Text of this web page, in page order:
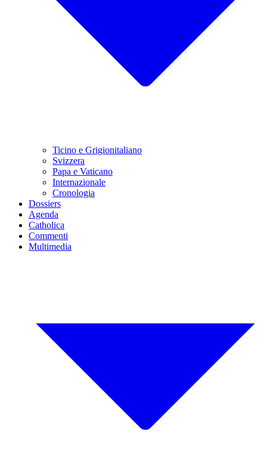
Ticino e Grigionitaliano
Svizzera
Papa e Vaticano
Internazionale
Cronologia
Dossiers
Agenda
Catholica
Commenti
Multimedia